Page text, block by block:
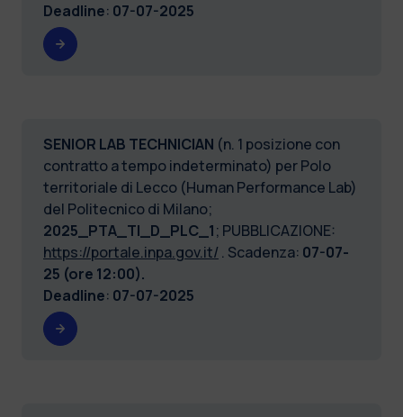
Deadline: 07-07-2025
SENIOR LAB TECHNICIAN (n. 1 posizione con
contratto a tempo indeterminato) per Polo
territoriale di Lecco (Human Performance Lab)
del Politecnico di Milano;
2025_PTA_TI_D_PLC_1; PUBBLICAZIONE:
https://portale.inpa.gov.it/ . Scadenza: 07-07-
25 (ore 12:00).
Deadline: 07-07-2025